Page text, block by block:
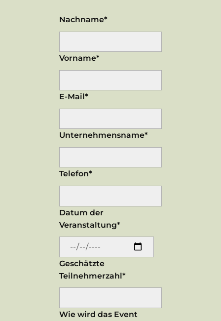
Nachname*
Vorname*
E-Mail*
Unternehmensname*
Telefon*
Datum der
Veranstaltung*
Geschätzte
Teilnehmerzahl*
Wie wird das Event